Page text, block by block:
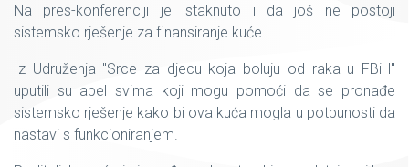
Na pres-konferenciji je istaknuto i da još ne postoji
sistemsko rješenje za finansiranje kuće.
Iz Udruženja "Srce za djecu koja boluju od raka u FBiH"
uputili su apel svima koji mogu pomoći da se pronađe
sistemsko rješenje kako bi ova kuća mogla u potpunosti da
nastavi s funkcioniranjem.